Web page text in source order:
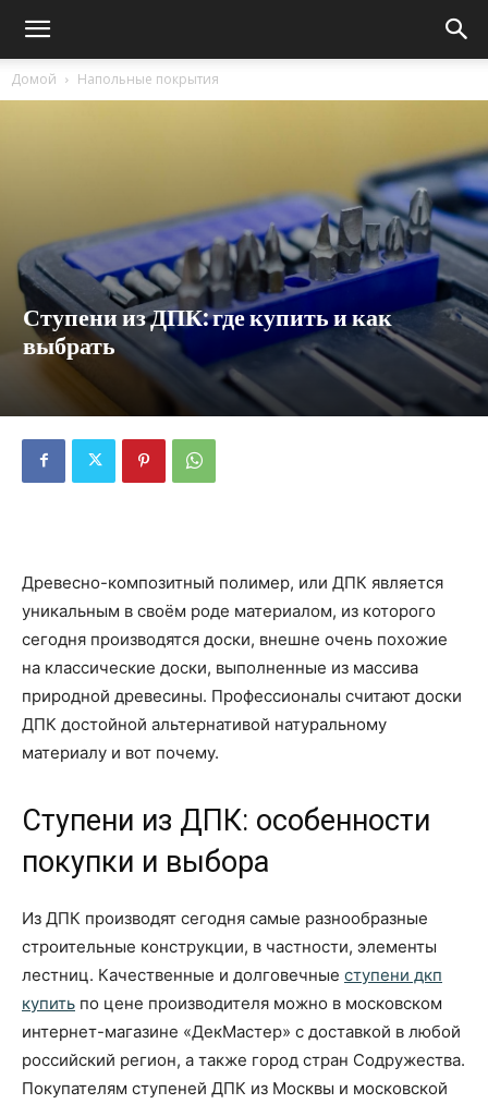
Домой Напольные покрытия
Ступени из ДПК: где купить и как
выбрать
Древесно-композитный полимер, или ДПК является
уникальным в своём роде материалом, из которого
сегодня производятся доски, внешне очень похожие
на классические доски, выполненные из массива
природной древесины. Профессионалы считают доски
ДПК достойной альтернативой натуральному
материалу и вот почему.
Ступени из ДПК: особенности
покупки и выбора
Из ДПК производят сегодня самые разнообразные
строительные конструкции, в частности, элементы
лестниц. Качественные и долговечные ступени дкп
купить по цене производителя можно в московском
интернет-магазине «ДекМастер» с доставкой в любой
российский регион, а также город стран Содружества.
Покупателям ступеней ДПК из Москвы и московской